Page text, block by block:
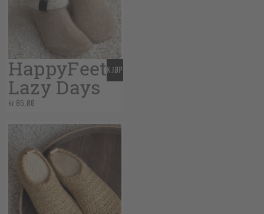
HappyFeet
Lazy Days
kr85,00
KJØP